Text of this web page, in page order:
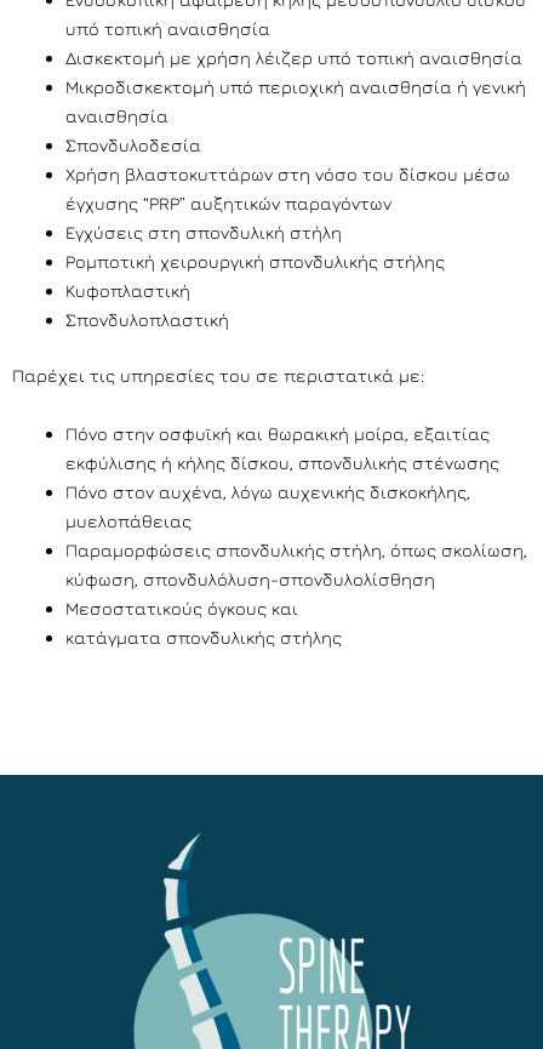
υπό τοπική αναισθησία
Δισκεκτομή με χρήση λέιζερ υπό τοπική αναισθησία
Μικροδισκεκτομή υπό περιοχική αναισθησία ή γενική
αναισθησία
Σπονδυλοδεσία
Χρήση βλαστοκυττάρων στη νόσο του δίσκου μέσω
έγχυσης “PRP” αυξητικών παραγόντων
Εγχύσεις στη σπονδυλική στήλη
Ρομποτική χειρουργική σπονδυλικής στήλης
Κυφοπλαστική
Σπονδυλοπλαστική
Παρέχει τις υπηρεσίες του σε περιστατικά με:
Πόνο στην οσφυϊκή και θωρακική μοίρα, εξαιτίας
εκφύλισης ή κήλης δίσκου, σπονδυλικής στένωσης
Πόνο στον αυχένα, λόγω αυχενικής δισκοκήλης,
μυελοπάθειας
Παραμορφώσεις σπονδυλικής στήλη, όπως σκολίωση,
κύφωση, σπονδυλόλυση-σπονδυλολίσθηση
Μεσοστατικούς όγκους και
κατάγματα σπονδυλικής στήλης